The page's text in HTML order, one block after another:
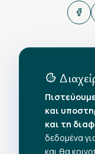
και
και τη
δεδομένα
και θα